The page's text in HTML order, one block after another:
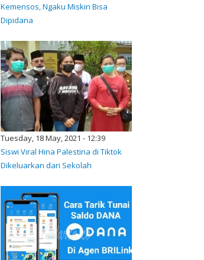
Kemensos, Ngaku Miskin Bisa
Dipidana
Tuesday, 18 May, 2021 - 12:39
Siswi Viral Hina Palestina di Tiktok
Dikeluarkan dari Sekolah